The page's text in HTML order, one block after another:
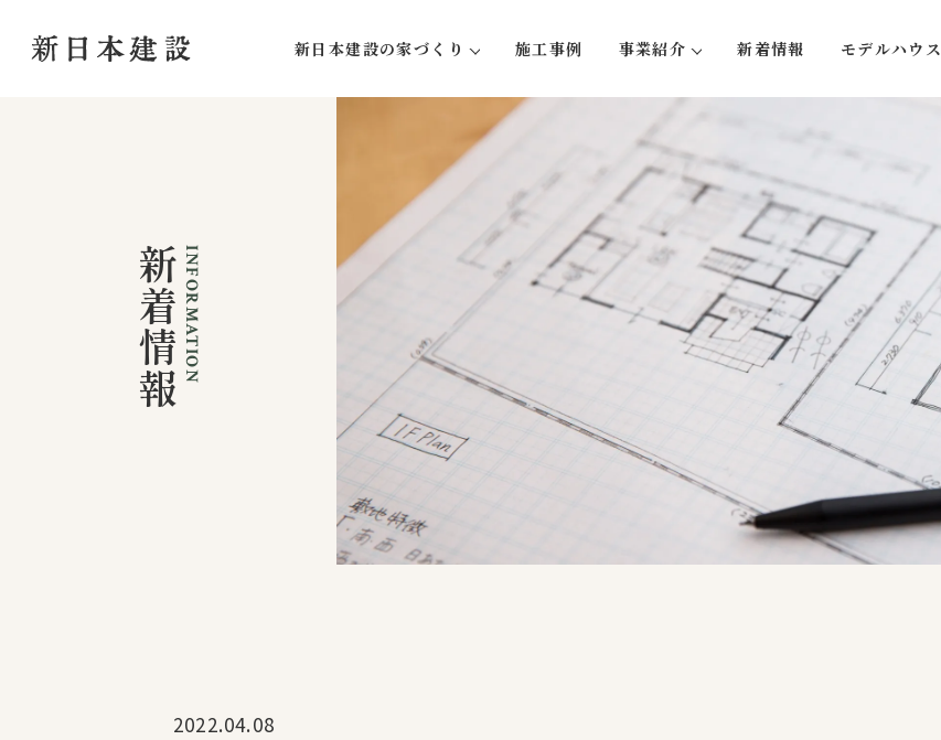
新日本建設の家づくり
新日本建設にしかできない５つのこと
施工事例 事業紹介
リフォーム・リノベーション
大型木造事業
不動産事業
新着情報 モデルハウス
新着情報
2022.04.08